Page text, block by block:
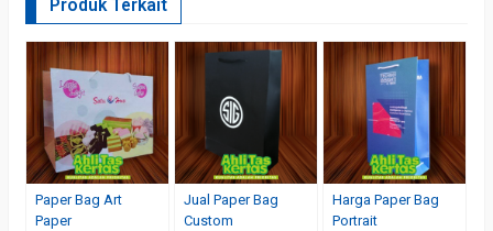
Produk Terkait
Paper Bag Art
Paper
Jual Paper Bag
Custom
Harga Paper Bag
Portrait